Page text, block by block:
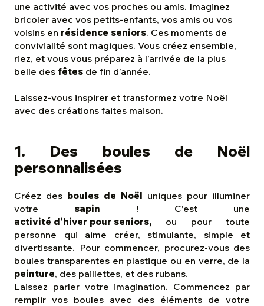
une activité avec vos proches ou amis. Imaginez
bricoler avec vos petits-enfants, vos amis ou vos
voisins en résidence seniors. Ces moments de
convivialité sont magiques. Vous créez ensemble,
riez, et vous vous préparez à l’arrivée de la plus
belle des fêtes de fin d’année.
Laissez-vous inspirer et transformez votre Noël
avec des créations faites maison.
1. Des boules de Noël
personnalisées
Créez des boules de Noël uniques pour illuminer
votre sapin ! C’est une
activité d'hiver pour seniors, ou pour toute
personne qui aime créer,
stimulante, simple et
divertissante. Pour commencer, procurez-vous des
boules transparentes en plastique ou en verre, de la
peinture, des paillettes, et des rubans.
Laissez parler votre imagination. Commencez par
remplir vos boules avec des éléments de votre